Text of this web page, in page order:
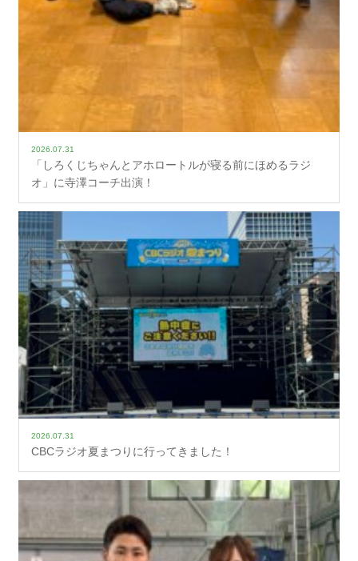
2026.07.31
「しろくじちゃんとアホロートルが寝る前にほめるラジ
オ」に寺澤コーチ出演！
2026.07.31
CBCラジオ夏まつりに行ってきました！